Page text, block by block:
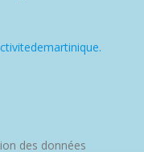
des données